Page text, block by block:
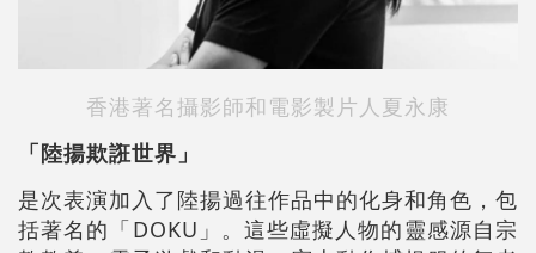
香港著名攝影師和電影製片人夏永康
「陸揚欺誑世界」
是次表演加入了陸揚過往作品中的化身和角色，包
括著名的「DOKU」。這些虛擬人物的靈感源自宗